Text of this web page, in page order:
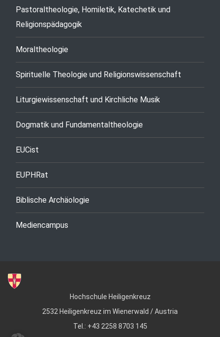
Pastoraltheologie, Homiletik, Katechetik und
Religionspädagogik
Moraltheologie
Spirituelle Theologie und Religionswissenschaft
Liturgiewissenschaft und Kirchliche Musik
Dogmatik und Fundamentaltheologie
EUCist
EUPHRat
Biblische Archäologie
Mediencampus
Hochschule Heiligenkreuz
2532 Heiligenkreuz im Wienerwald / Austria
Tel.: +43 2258 8703 145